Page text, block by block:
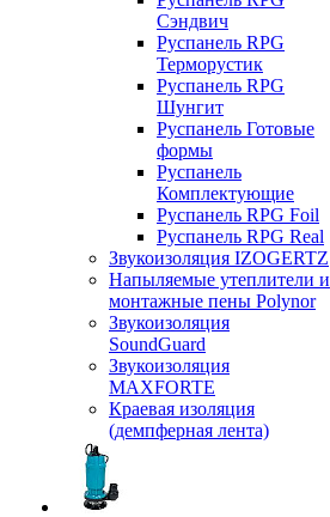
Сэндвич
Руспанель RPG
Терморустик
Руспанель RPG
Шунгит
Руспанель Готовые
формы
Руспанель
Комплектующие
Руспанель RPG Foil
Руспанель RPG Real
Звукоизоляция IZOGERTZ
Напыляемые утеплители и
монтажные пены Polynor
Звукоизоляция
SoundGuard
Звукоизоляция
MAXFORTE
Краевая изоляция
(демпферная лента)